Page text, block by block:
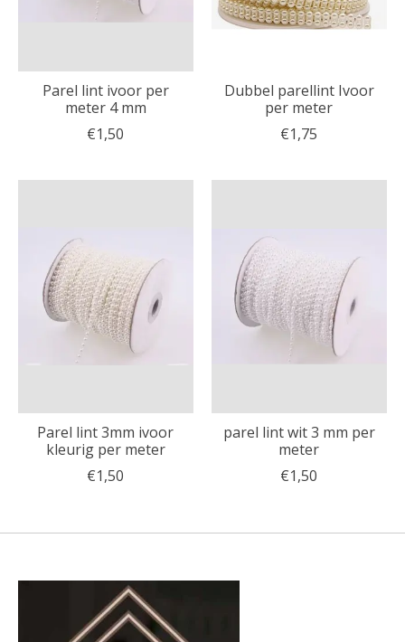
Parel lint ivoor per
meter 4 mm
€1,50
Dubbel parellint Ivoor
per meter
€1,75
Parel lint 3mm ivoor
kleurig per meter
€1,50
parel lint wit 3 mm per
meter
€1,50